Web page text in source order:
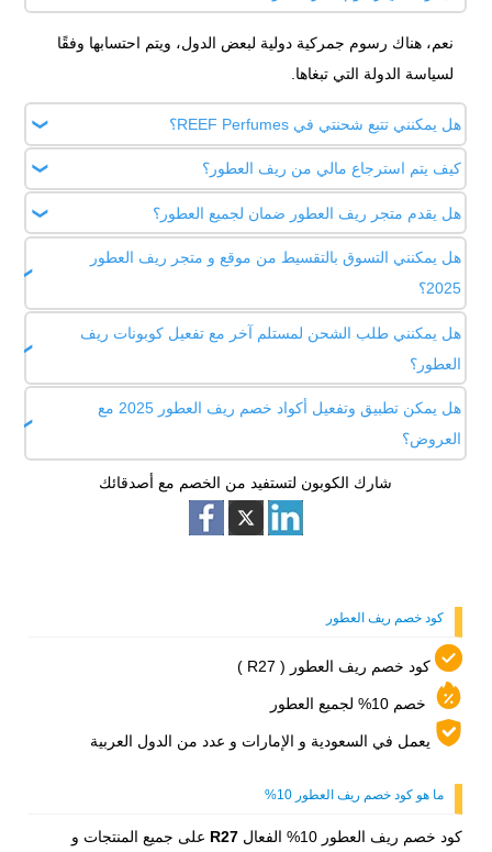
نعم، هناك رسوم جمركية دولية لبعض الدول، ويتم احتسابها وفقًا
لسياسة الدولة التي تبغاها.
هل يمكنني تتبع شحنتي في REEF Perfumes؟
نعم، يمكنك تتبع الشحنة من خلال موقع REEF Perfumes.
كيف يتم استرجاع مالي من ريف العطور؟
يختلف على حسب طريقة الدفع إذا كانت طريقة الدفع تابي او
تمارا سيتم إلغاء الطلب عبر تابي او تمارا ويتم إرجاع المبلغ عن
طريقهم، اما اذا كان طريقة الدفع مدى أو من خلال البطاقة ائتمانية
يستغرق إرجاع المبلغ من 3 - 14 يوم عمل.
هل يقدم متجر ريف العطور ضمان لجميع العطور؟
يتيح لك المتجر خدمة استبدال العطر أو استرجاع قيمته إذا لم تنل
الرائحة إعجابك أو في حالة وجود عيب صناعة بالعطر مجانا.
هل يمكنني التسوق بالتقسيط من موقع و متجر ريف العطور
2025؟
نعم، يمكنك الشراء و التسوق من REEF Perfumes من خلال تابي
و تمارا.
هل يمكنني طلب الشحن لمستلم آخر مع تفعيل كوبونات ريف
العطور؟
نعم، يمكنك اختيار الاستلام عبر شخص آخر أثناء إجراءات عملية
الدفع، كما يمكنك شراء أي هدايا و يتم توصيلها بأفضل خصومات مع
شحن سريع.
هل يمكن تطبيق وتفعيل أكواد خصم ريف العطور 2025 مع
العروض؟
لا، لا يمكنك تطبيق أكواد الخصم مع العروض.
شارك الكوبون لتستفيد من الخصم مع أصدقائك
كود خصم ريف العطور
كود خصم ريف العطور ( R27 )
خصم 10% لجميع العطور
يعمل في السعودية و الإمارات و عدد من الدول العربية
ما هو كود خصم ريف العطور 10%
كود خصم ريف العطور 10% الفعال
على جميع المنتجات و